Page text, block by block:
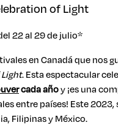
of Light
22 al 29 de julio*
en Canadá que nos
. Esta espectacular
cada añoy ¡es una
entre países! Este 2023,
Filipinas y México.